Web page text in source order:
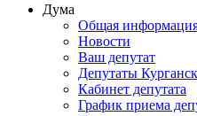
Дума
Общая
Новости
Ваш депутат
Депутаты
Кабинет депутата
График приема